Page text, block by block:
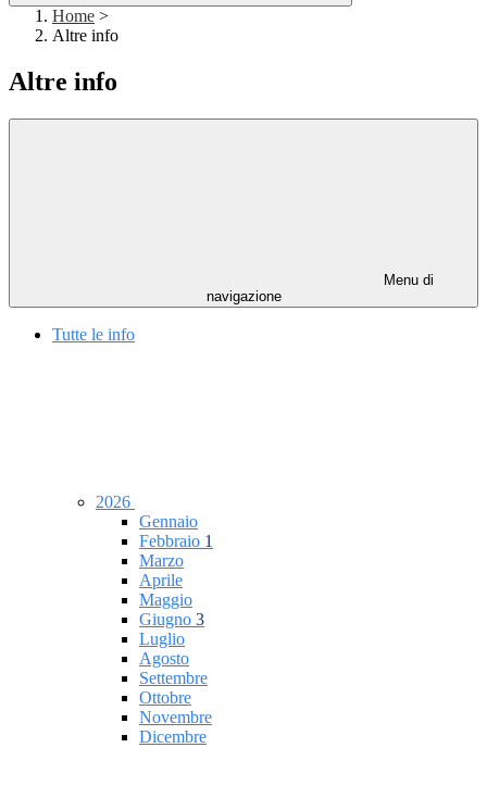
Home >
Altre info
Altre info
Menu di
navigazione
Tutte le info
2026
Gennaio
Febbraio 1
Marzo
Aprile
Maggio
Giugno 3
Luglio
Agosto
Settembre
Ottobre
Novembre
Dicembre